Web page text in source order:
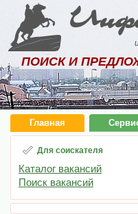
ПОИСК И
Главная
Для соискателя
Каталог вакансий
Поиск вакансий